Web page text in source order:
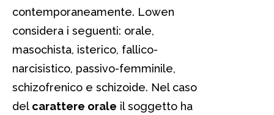
contemporaneamente. Lowen
considera i seguenti: orale,
masochista, isterico, fallico-
narcisistico, passivo-femminile,
schizofrenico e schizoide. Nel caso
del carattere orale il soggetto ha